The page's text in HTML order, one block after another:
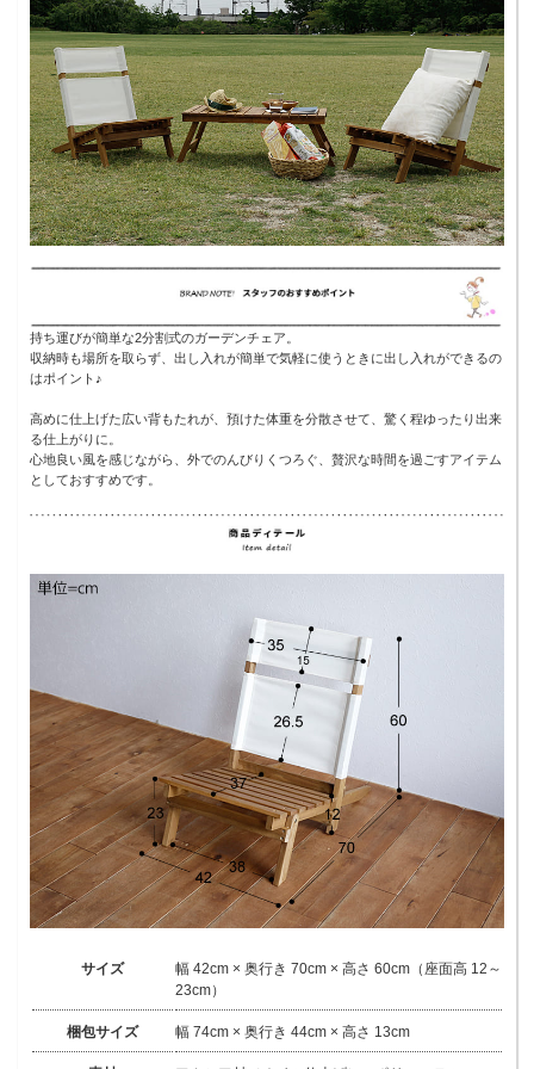
持ち運びが簡単な2分割式のガーデンチェア。
収納時も場所を取らず、出し入れが簡単で気軽に使うときに出し入れができるの
はポイント♪
高めに仕上げた広い背もたれが、預けた体重を分散させて、驚く程ゆったり出来
る仕上がりに。
心地良い風を感じながら、外でのんびりくつろぐ、贅沢な時間を過ごすアイテム
としておすすめです。
サイズ
幅 42cm × 奥行き 70cm × 高さ 60cm（座面高 12～
23cm）
梱包サイズ 幅 74cm × 奥行き 44cm × 高さ 13cm